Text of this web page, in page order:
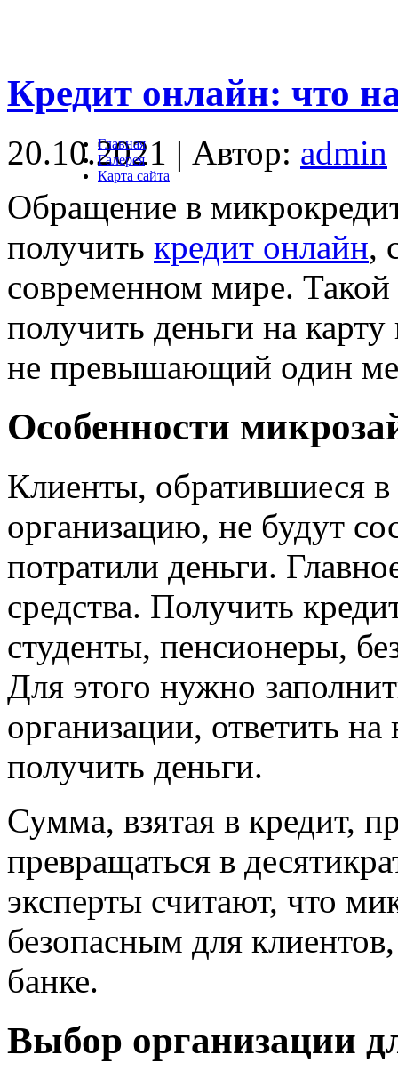
Главная
Галерея
Карта сайта
Кредит онлайн: что
20.10.2021 | Автор: admin
Обращение в
получить кредит онлайн,
современном мире. Такой
получить деньги на
не превышающий один
Особенности
Клиенты, обратившиеся
организацию, не будут
потратили деньги.
средства. Получить
студенты, пенсионеры,
Для этого нужно
организации, ответить
получить деньги.
Сумма, взятая в кредит,
превращаться в
эксперты считают, что
безопасным для
банке.
Выбор организации